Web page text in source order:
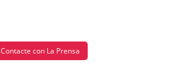
Contacte con La Prensa